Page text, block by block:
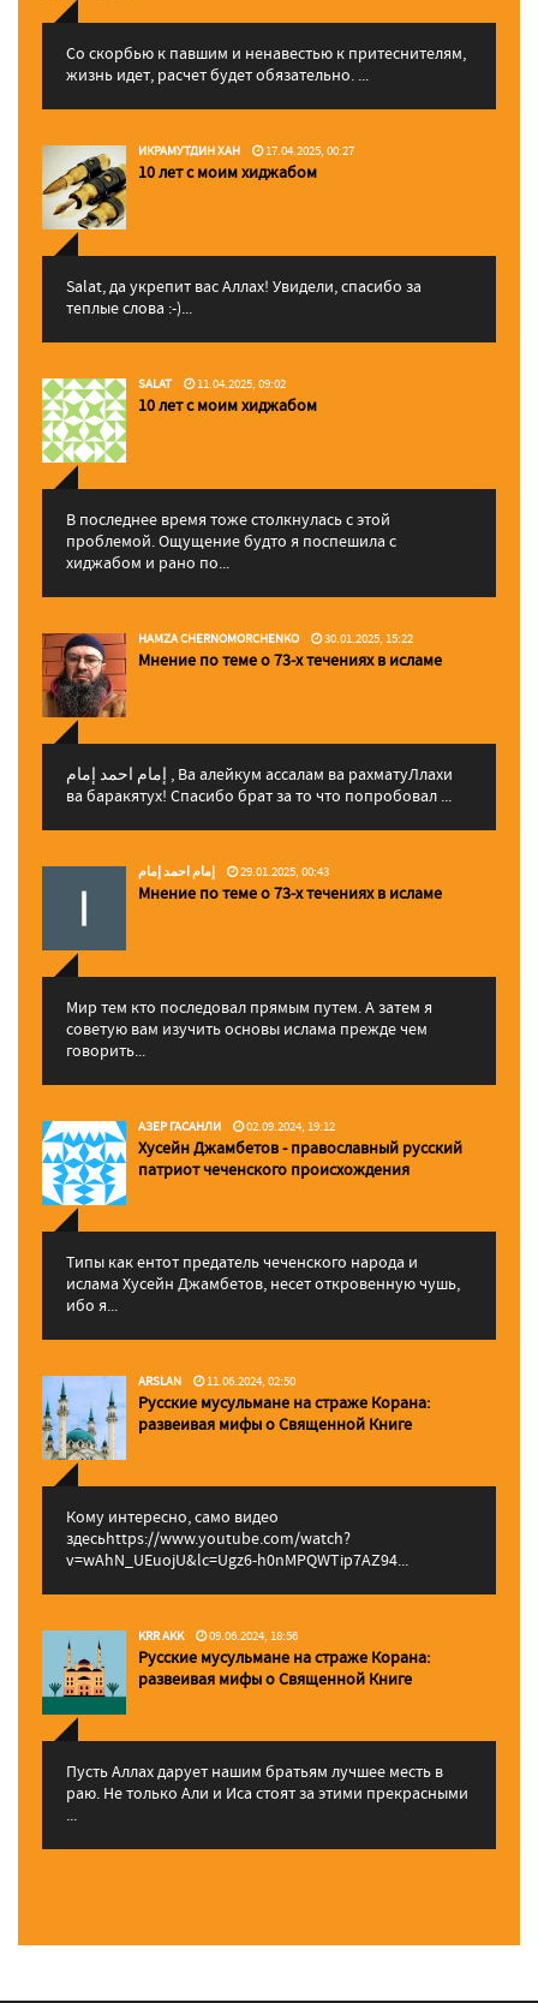
Со скорбью к павшим и ненавестью к притеснителям,
жизнь идет, расчет будет обязательно. ...
ИКРАМУТДИН ХАН 17.04.2025, 00:27
10 лет с моим хиджабом
Salat, да укрепит вас Аллаx! Увидели, спасибо за
теплые слова :-)...
SALAT 11.04.2025, 09:02
10 лет с моим хиджабом
В последнее время тоже столкнулась с этой
проблемой. Ощущение будто я поспешила с
хиджабом и рано по...
HAMZA CHERNOMORCHENKO 30.01.2025, 15:22
Мнение по теме о 73-х течениях в исламе
إمام احمد إمام , Ва алейкум ассалам ва рахматуЛлахи
ва баракятух! Спасибо брат за то что попробовал ...
إمام احمد إمام 29.01.2025, 00:43
Мнение по теме о 73-х течениях в исламе
Мир тем кто последовал прямым путем. А затем я
советую вам изучить основы ислама прежде чем
говорить...
АЗЕР ГАСАНЛИ 02.09.2024, 19:12
Хусейн Джамбетов - православный русский
патриот чеченского происхождения
Типы как ентот предатель чеченского народа и
ислама Хусейн Джамбетов, несет откровенную чушь,
ибо я...
ARSLAN 11.06.2024, 02:50
Русские мусульмане на страже Корана:
pазвеивая мифы о Священной Книге
Кому интересно, само видео
здесьhttps://www.youtube.com/watch?
v=wAhN_UEuojU&lc=Ugz6-h0nMPQWTip7AZ94...
KRR AKK 09.06.2024, 18:56
Русские мусульмане на страже Корана:
pазвеивая мифы о Священной Книге
Пусть Аллах дарует нашим братьям лучшее месть в
раю. Не только Али и Иса стоят за этими прекрасными
...